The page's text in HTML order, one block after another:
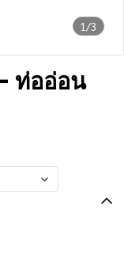
1/3
ท่ออ่อน